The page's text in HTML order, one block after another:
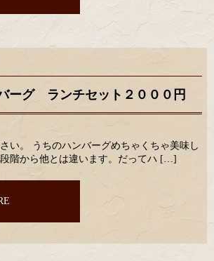
ーグ ランチセット２０００円
い。 うちのハンバーグめちゃくちゃ美味し
階から他とは違います。だってハ […]